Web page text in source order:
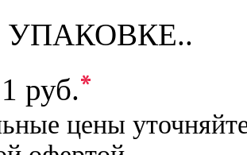
УПАКОВКЕ..
руб.*
цены